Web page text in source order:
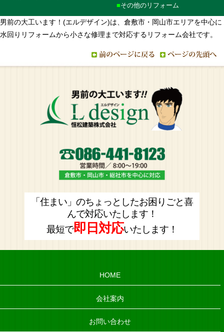
その他のリフォーム
男前の大工います！(エルデザイン)は、倉敷市・岡山市エリアを中心に
水回りリフォームから小さな修理まで対応するリフォーム会社です。
「住まい」のちょっとしたお困りごと喜
んで対応いたします！
最短で即日対応いたします！
HOME
会社案内
お問い合わせ